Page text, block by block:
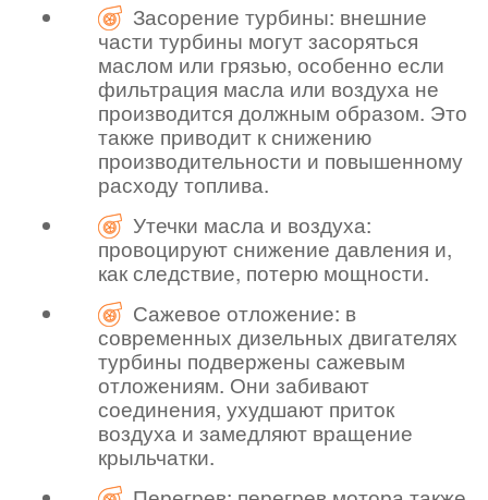
Засорение турбины: внешние
части турбины могут засоряться
маслом или грязью, особенно если
фильтрация масла или воздуха не
производится должным образом. Это
также приводит к снижению
производительности и повышенному
расходу топлива.
Утечки масла и воздуха:
провоцируют снижение давления и,
как следствие, потерю мощности.
Сажевое отложение: в
современных дизельных двигателях
турбины подвержены сажевым
отложениям. Они забивают
соединения, ухудшают приток
воздуха и замедляют вращение
крыльчатки.